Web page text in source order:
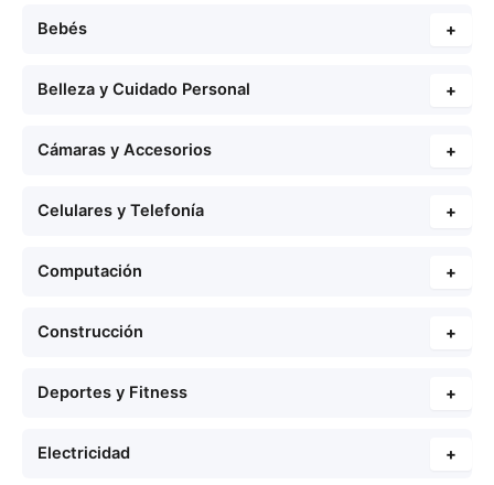
Bebés +
Belleza y Cuidado Personal +
Cámaras y Accesorios +
Celulares y Telefonía +
Computación +
Construcción +
Deportes y Fitness +
Electricidad +